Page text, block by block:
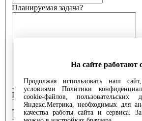
Планируемая задача?
Планируемый бюджет
На сайте работают
Продолжая использовать наш
условиями Политики
cookie-файлов,
Яндекс.Метрика, необходимых для
качества работы сайта и сервиса.